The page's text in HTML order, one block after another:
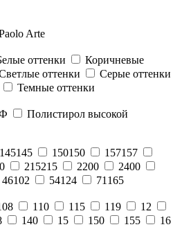
Arte
оттенки
Коричневые
оттенки
Серые оттенки
Темные оттенки
Полистирол высокой
145145 150150
157157
215215 2200
2400
46102 54124
71165
110 115 119
12
140 15 150 155
16